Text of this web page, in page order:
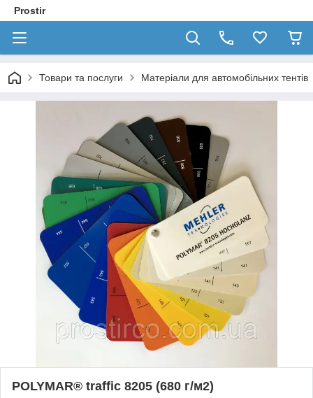
Prostir
Товари та послуги Матеріали для автомобільних тентів
POLYMAR® traffic 8205 (680 г/м2)